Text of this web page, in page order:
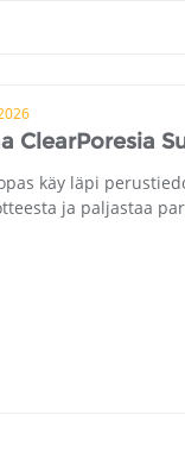
ClearPoresia
käy läpi
ja paljastaa